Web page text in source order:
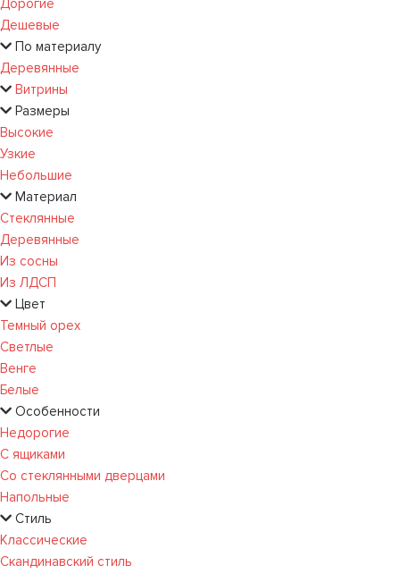
Дорогие
Дешевые
По материалу
Деревянные
Витрины
Размеры
Высокие
Узкие
Небольшие
Материал
Стеклянные
Деревянные
Из сосны
Из ЛДСП
Цвет
Темный орех
Светлые
Венге
Белые
Особенности
Недорогие
С ящиками
Со стеклянными дверцами
Напольные
Стиль
Классические
Скандинавский стиль